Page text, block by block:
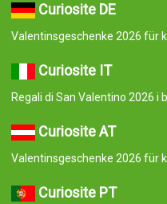
Curiosite DE
Valentinsgeschenke 2026 für
Curiosite IT
Regali di San Valentino 2026 i
Curiosite AT
Valentinsgeschenke 2026 für
Curiosite PT